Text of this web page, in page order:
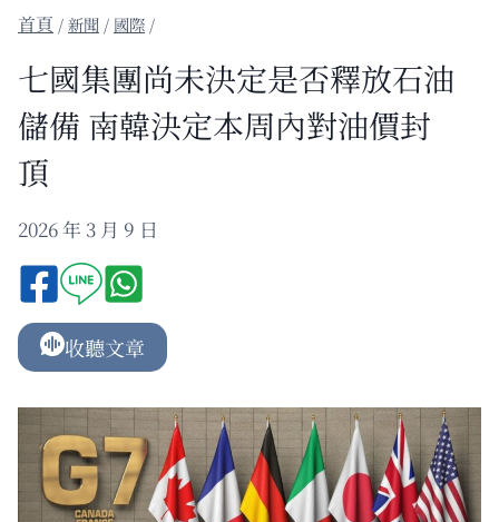
/新聞 / 國際 /
七國集團尚未決定是否釋放石油
儲備 南韓決定本周內對油價封
頂
2026 年 3 月 9 日
收聽文章